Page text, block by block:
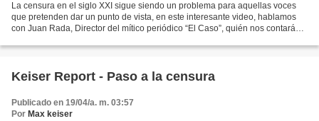
La censura en el siglo XXI sigue siendo un problema para aquellas voces
que pretenden dar un punto de vista, en este interesante video, hablamos
con Juan Rada, Director del mítico periódico “El Caso”, quién nos contará
Keiser Report - Paso a la censura
Publicado en 19/04/a. m. 03:57
Por Max keiser